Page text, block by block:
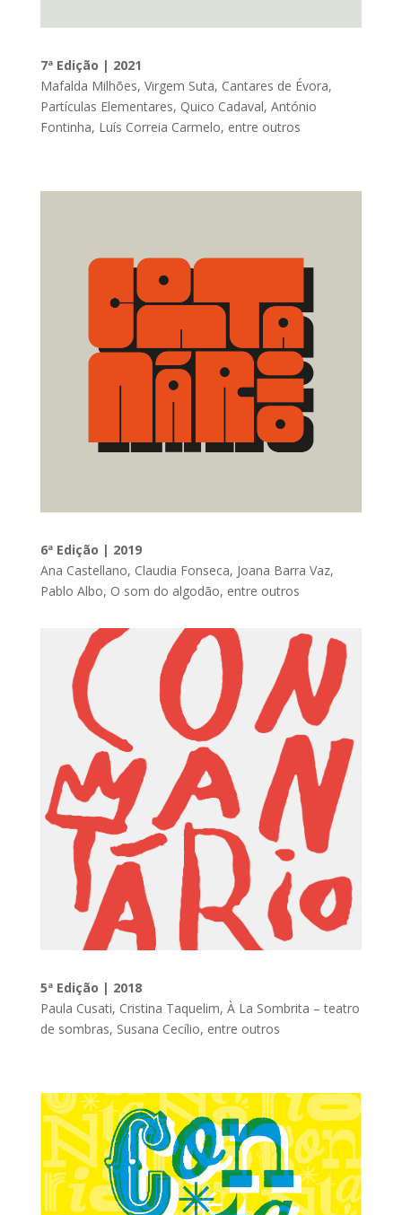
7ª Edição | 2021
Mafalda Milhões, Virgem Suta, Cantares de Évora,
Partículas Elementares, Quico Cadaval, António
Fontinha, Luís Correia Carmelo, entre outros
6ª Edição | 2019
Ana Castellano, Claudia Fonseca, Joana Barra Vaz,
Pablo Albo, O som do algodão, entre outros
5ª Edição | 2018
Paula Cusati, Cristina Taquelim, À La Sombrita – teatro
de sombras, Susana Cecílio, entre outros